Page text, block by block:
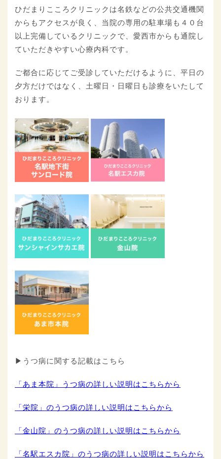
ひだまりこころクリニックは名鉄などの公共交通機関
からもアクセスが良く、当院の専用の駐車場も４０台
以上完備しているクリニックで、愛西市からも通院し
ていただきやすい心療内科です。
ご都合に応じてご受診していただけるように、平日の
夕方だけではなく、土曜日・日曜日も診療をいたして
おります。
▶うつ病に関する記載はこちら
「あま本院」うつ病の詳しい説明はこちらから
「栄院」のうつ病の詳しい説明はこちらから
「金山院」のうつ病の詳しい説明はこちらから
「名駅エスカ院」のうつ病の詳しい説明はこちらから